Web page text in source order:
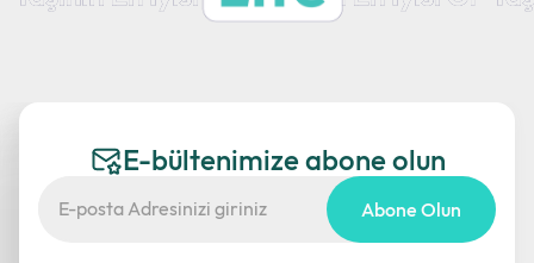
E-bültenimize abone olun
Abone Olun